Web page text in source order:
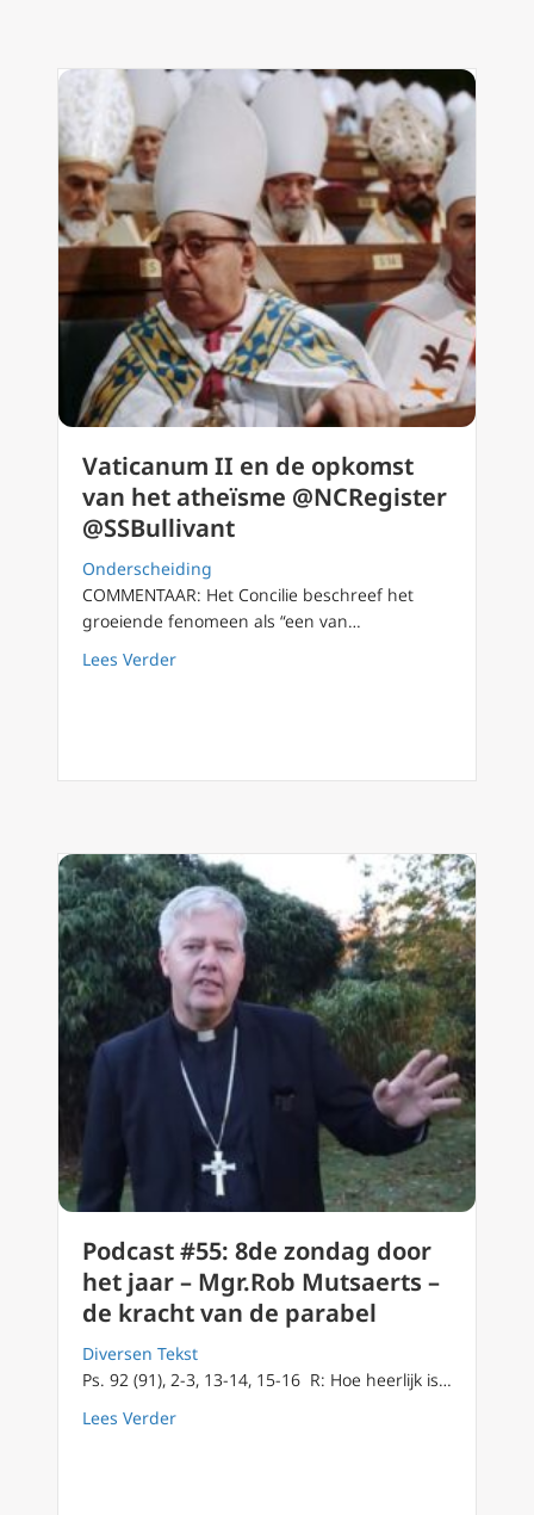
Vaticanum II en de opkomst
van het atheïsme @NCRegister
@SSBullivant
Onderscheiding
COMMENTAAR: Het Concilie beschreef het
groeiende fenomeen als “een van…
Lees Verderabout Vaticanum II en de opkomst van het
Podcast #55: 8de zondag door
het jaar – Mgr.Rob Mutsaerts –
de kracht van de parabel
Diversen Tekst
Ps. 92 (91), 2-3, 13-14, 15-16 R: Hoe heerlijk is…
Lees Verderabout Podcast #55: 8de zondag door het